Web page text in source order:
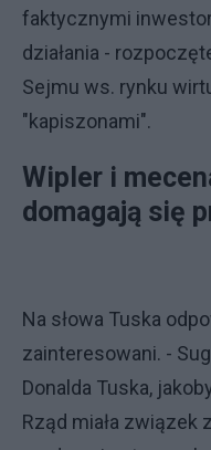
faktycznymi
działania -
Sejmu ws. rynku
"kapiszonami".
Wipler i
domagają się
Na słowa Tuska
zainteresowani. -
Donalda Tuska,
Rząd miała